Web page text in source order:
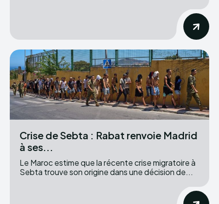
Crise de Sebta : Rabat renvoie Madrid
à ses...
Le Maroc estime que la récente crise migratoire à
Sebta trouve son origine dans une décision de...